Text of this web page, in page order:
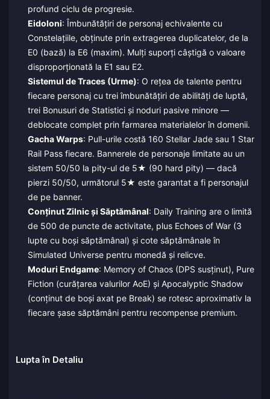
profund ciclu de progresie.
Eidoloni: Îmbunătățiri de personaj echivalente cu
Constelațiile, obținute prin extragerea duplicatelor, de la
E0 (bază) la E6 (maxim). Mulți suporți câștigă o valoare
disproporționată la E1 sau E2.
Sistemul de Traces (Urme): O rețea de talente pentru
fiecare personaj cu trei îmbunătățiri de abilități de luptă,
trei Bonusuri de Statistici și noduri pasive minore —
deblocate complet prin farmarea materialelor în domenii.
Gacha Warps: Pull-urile costă 160 Stellar Jade sau 1 Star
Rail Pass fiecare. Bannerele de personaje limitate au un
sistem 50/50 la pity-ul de 5★ (90 hard pity) — dacă
pierzi 50/50, următorul 5★ este garantat a fi personajul
de pe banner.
Conținut Zilnic și Săptămânal: Daily Training are o limită
de 500 de puncte de activitate, plus Echoes of War (3
lupte cu boși săptămânal) și cote săptămânale în
Simulated Universe pentru monedă și relicve.
Moduri Endgame: Memory of Chaos (DPS susținut), Pure
Fiction (curățarea valurilor AoE) și Apocalyptic Shadow
(conținut de boși axat pe Break) se rotesc aproximativ la
fiecare șase săptămâni pentru recompense premium.
Lupta în Detaliu